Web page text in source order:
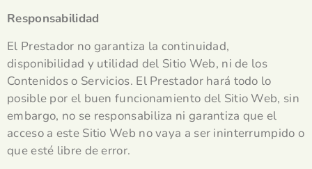
Responsabilidad
El Prestador no garantiza la continuidad,
disponibilidad y utilidad del Sitio Web, ni de los
Contenidos o Servicios. El Prestador hará todo lo
posible por el buen funcionamiento del Sitio Web, sin
embargo, no se responsabiliza ni garantiza que el
acceso a este Sitio Web no vaya a ser ininterrumpido o
que esté libre de error.